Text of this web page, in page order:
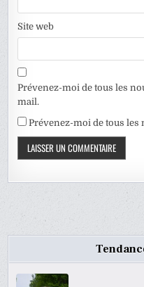
Site web
Prévenez-moi de tous les
mail.
Prévenez-moi de tous les